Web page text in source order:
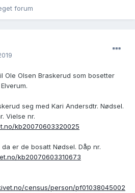
forum
Ole Olsen Braskerud som bosetter
seg med Kari Andersdtr. Nødsel.
Vielse nr.
kb20070603320025
er de bosatt Nødsel. Dåp nr.
kb20070603310673
census/person/pf01038045002